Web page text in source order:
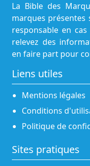
La Bible des
marques
responsable en
relevez des
en faire part pour
Liens utiles
Mentions légales
Conditions
Politique de
Sites pratiques